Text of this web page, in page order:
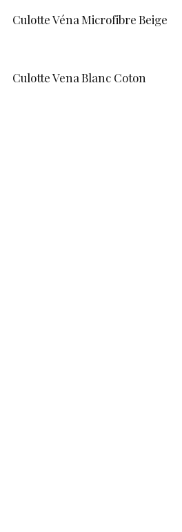
Culotte Véna Microfibre Beige
Culotte Vena Blanc Coton